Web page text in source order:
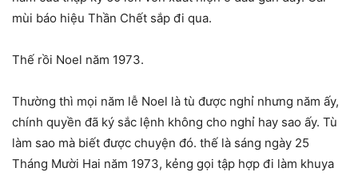
mùi báo hiệu Thần Chết sắp đi qua.
Thế rồi Noel năm 1973.
Thường thì mọi năm lễ Noel là tù được nghỉ nhưng năm ấy,
chính quyền đã ký sắc lệnh không cho nghỉ hay sao ấy. Tù
làm sao mà biết được chuyện đó. thế là sáng ngày 25
Tháng Mười Hai năm 1973, kẻng gọi tập hợp đi làm khuya